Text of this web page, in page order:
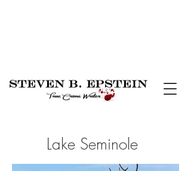
Lake Seminole